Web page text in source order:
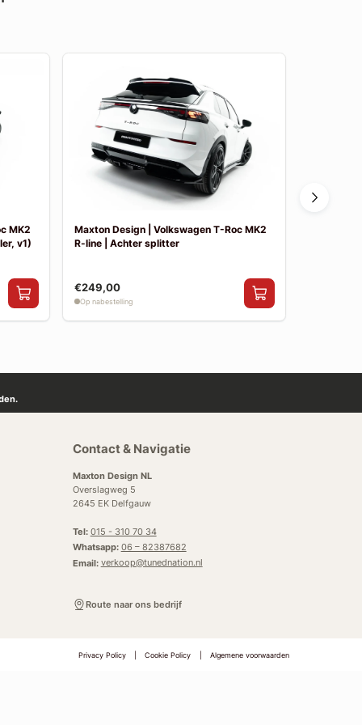
MK2
v1)
Maxton Design | Volkswagen T-Roc MK2
R-line | Achter splitter
€249,00
Op nabestelling
Contact & Navigatie
Maxton Design NL
Overslagweg 5
2645 EK Delfgauw
Tel: 015 - 310 70 34
Whatsapp: 06 – 82387682
Email: verkoop@tunednation.nl
Route naar ons bedrijf
Privacy Policy Cookie Policy Algemene voorwaarden